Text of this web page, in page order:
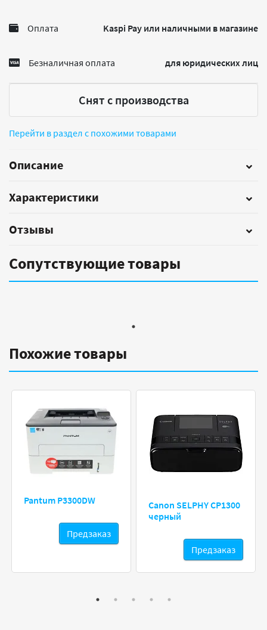
Оплата Kaspi Pay или наличными в магазине
Безналичная оплата для юридических лиц
Снят с производства
Перейти в раздел с похожими товарами
Описание
Характеристики
Отзывы
Сопутствующие товары
Похожие товары
Pantum P3300DW
Предзаказ
Canon SELPHY CP1300
черный
Предзаказ